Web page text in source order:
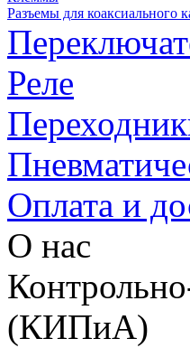
Разъемы для коаксиального
Реле
Оплата и
О нас
(КИПиА)